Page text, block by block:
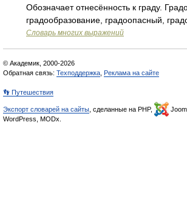
Обозначает отнесённость к граду.
градообразование, градоопасный,
Словарь многих выражений
© Академик, 2000-2026
Обратная связь: Техподдержка Реклама на сайте
👣 Путешествия
Экспорт словарей на сайты , сделанные на PHP,
WordPress, MODx.